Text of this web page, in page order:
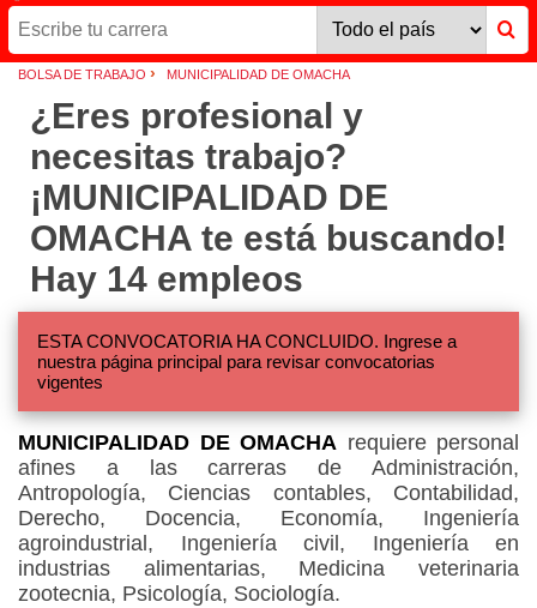
BOLSA DE TRABAJO › MUNICIPALIDAD DE OMACHA
¿Eres profesional y
necesitas trabajo?
¡MUNICIPALIDAD DE
OMACHA te está buscando!
Hay 14 empleos
ESTA CONVOCATORIA HA CONCLUIDO. Ingrese a
nuestra página principal para revisar convocatorias
vigentes
MUNICIPALIDAD DE OMACHA requiere personal
afines a las carreras de Administración,
Antropología, Ciencias contables, Contabilidad,
Derecho, Docencia, Economía, Ingeniería
agroindustrial, Ingeniería civil, Ingeniería en
industrias alimentarias, Medicina veterinaria
zootecnia, Psicología, Sociología.